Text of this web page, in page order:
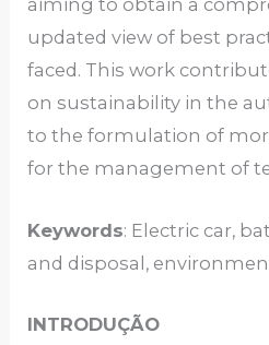
aiming to obtain a
updated view of best
faced. This work
on sustainability in the
to the formulation of
for the management of
Keywords: Electric car,
and disposal,
INTRODUÇÃO